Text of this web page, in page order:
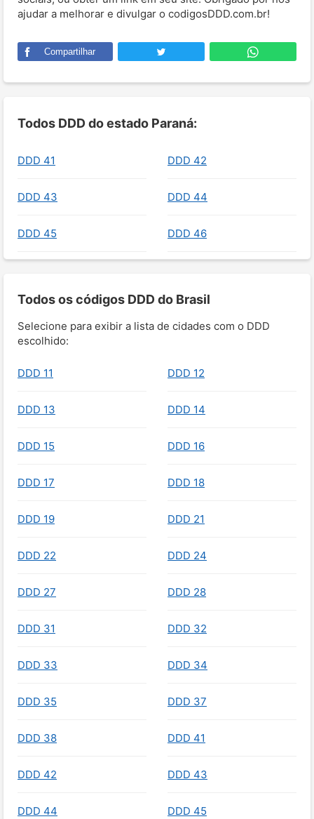
ajudar a melhorar e divulgar o codigosDDD.com.br!
Compartilhar
Todos DDD do estado Paraná:
DDD 41 DDD 42
DDD 43 DDD 44
DDD 45 DDD 46
Todos os códigos DDD do Brasil
Selecione para exibir a lista de cidades com o DDD
escolhido:
DDD 11 DDD 12
DDD 13 DDD 14
DDD 15 DDD 16
DDD 17 DDD 18
DDD 19 DDD 21
DDD 22 DDD 24
DDD 27 DDD 28
DDD 31 DDD 32
DDD 33 DDD 34
DDD 35 DDD 37
DDD 38 DDD 41
DDD 42 DDD 43
DDD 44 DDD 45